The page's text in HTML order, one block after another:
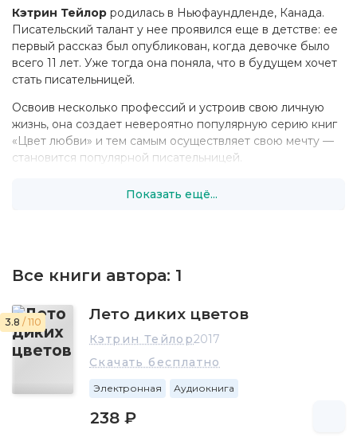
Кэтрин Тейлор родилась в Ньюфаундленде, Канада.
Писательский талант у нее проявился еще в детстве: ее
первый рассказ был опубликован, когда девочке было
всего 11 лет. Уже тогда она поняла, что в будущем хочет
стать писательницей.
Освоив несколько профессий и устроив свою личную
жизнь, она создает невероятно популярную серию книг
«Цвет любви» и тем самым осуществляет свою мечту —
становится популярной писательницей.
Показать ещё...
Все книги автора: 1
3.8 / 110 Лето диких цветов
Кэтрин Тейлор2017
Скачать бесплатно
Электронная Аудиокнига
238 ₽